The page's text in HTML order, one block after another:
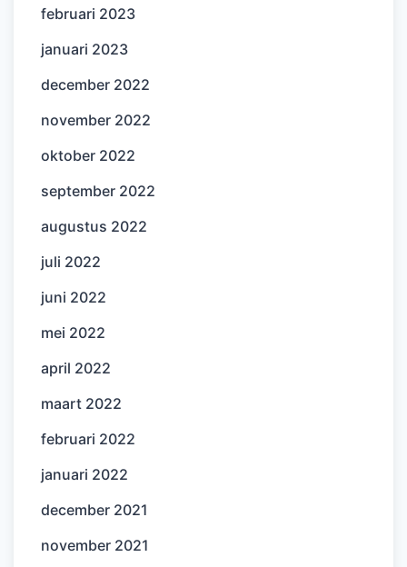
februari 2023
januari 2023
december 2022
november 2022
oktober 2022
september 2022
augustus 2022
juli 2022
juni 2022
mei 2022
april 2022
maart 2022
februari 2022
januari 2022
december 2021
november 2021